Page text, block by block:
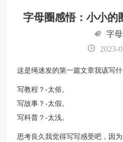
字母圈感悟：小小的
字
2023-
这是绳迷发的第一篇文章我该写什
写教程？-太俗。
写故事？-太假。
写科普？-太浅。
思考良久我觉得写写感受吧，因